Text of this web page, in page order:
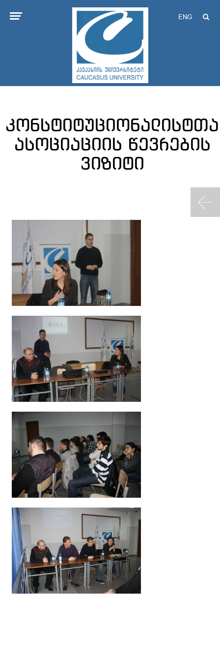
ENG
კონსტიტუციონალისტთა
ასოციაციის წევრების
ვიზიტი